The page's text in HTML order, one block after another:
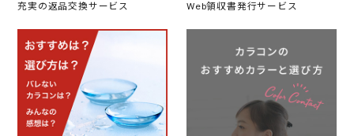
充実の返品交換サービス Web領収書発行サービス